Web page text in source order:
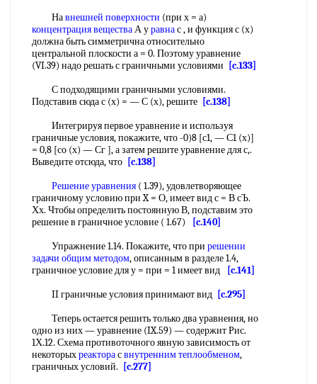
Навнешней поверхности (при х = а)
концентрация веществаА уравнас , и функция с (х)
должна быть симметрична относительно
центральной плоскости а = 0. Поэтому уравнение
(VI.39) надо решать с граничными условиями
[c.133]
С подходящими граничными условиями.
Подставив сюда с (х) = — С (х), решите [c.138]
Интегрируя первое уравнение и используя
граничные условия, покажите, что -0)8 [с1, — С1 (х)]
= 0,8 [со (х) — Сг ], а затем решите уравнение для с,.
Выведите отсюда, что [c.138]
Решение уравнения ( 1.39), удовлетворяющее
граничному условию при X = О, имеет вид с = В сЪ.
Хх. Чтобы определить постоянную В, подставим это
решение в граничное условие ( 1.67)
[c.140]
Упражнение 1.14. Покажите, что при решении
задачи общим методом, описанным в разделе 1.4,
граничное условие для у = при = 1 имеет вид
[c.141]
II граничные условия принимают вид [c.295]
Теперь остается решить только два уравнения, но
одно из них — уравнение (IX.59) — содержит Рис.
1Х.12. Схема противоточного явную зависимость от
некоторыхреакторасвнутренним теплообменом,
граничных условий.
[c.277]